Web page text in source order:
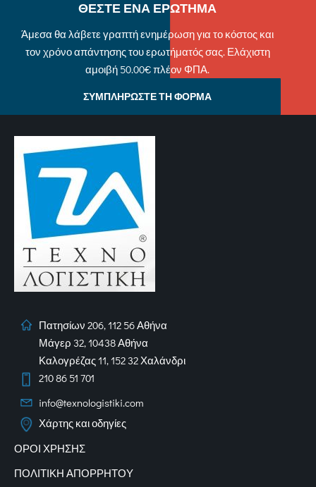
ΘΕΣΤΕ ΕΝΑ ΕΡΩΤΗΜΑ
Άμεσα θα λάβετε γραπτή ενημέρωση για το κόστος και
τον χρόνο απάντησης του ερωτήματός σας. Ελάχιστη
αμοιβή 50.00€ πλέον ΦΠΑ.
ΣΥΜΠΛΗΡΩΣΤΕ ΤΗ ΦΟΡΜΑ
Πατησίων 206, 112 56 Αθήνα
Μάγερ 32, 10438 Αθήνα
Καλογρέζας 11, 152 32 Χαλάνδρι
210 86 51 701
info@texnologistiki.com
Χάρτης και οδηγίες
ΟΡΟΙ ΧΡΗΣΗΣ
ΠΟΛΙΤΙΚΗ ΑΠΟΡΡΗΤΟΥ